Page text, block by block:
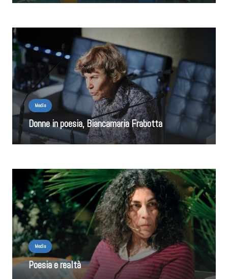
Media
Donne in poesia, Biancamaria Frabotta
Media
Poesia e realtà